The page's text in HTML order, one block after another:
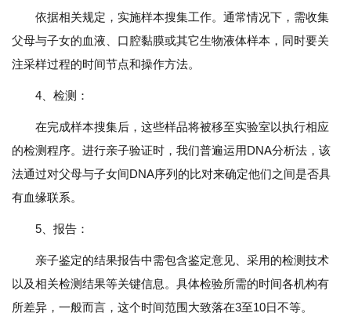
依据相关规定，实施样本搜集工作。通常情况下，需收集
父母与子女的血液、口腔黏膜或其它生物液体样本，同时要关
注采样过程的时间节点和操作方法。
4、检测：
在完成样本搜集后，这些样品将被移至实验室以执行相应
的检测程序。进行亲子验证时，我们普遍运用DNA分析法，该
法通过对父母与子女间DNA序列的比对来确定他们之间是否具
有血缘联系。
5、报告：
亲子鉴定的结果报告中需包含鉴定意见、采用的检测技术
以及相关检测结果等关键信息。具体检验所需的时间各机构有
所差异，一般而言，这个时间范围大致落在3至10日不等。